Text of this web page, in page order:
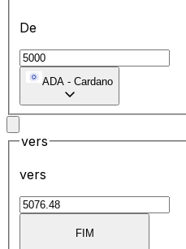
De
ADA - Cardano
vers
vers
FIM